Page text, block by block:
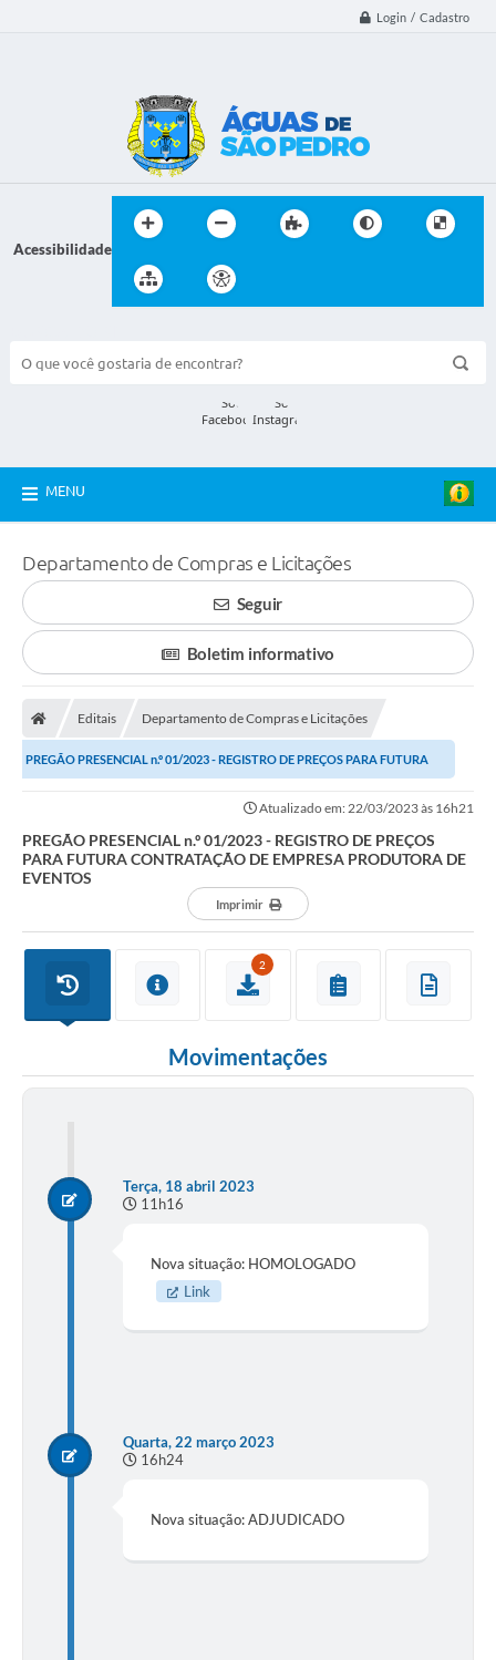
Login / Cadastro
Acessibilidade
MENU
Departamento de Compras e Licitações
Seguir
Boletim informativo
Editais Departamento de Compras e Licitações
PREGÃO PRESENCIAL n.º 01/2023 - REGISTRO DE PREÇOS PARA FUTURA
Atualizado em: 22/03/2023 às 16h21
PREGÃO PRESENCIAL n.º 01/2023 - REGISTRO DE PREÇOS
PARA FUTURA CONTRATAÇÃO DE EMPRESA PRODUTORA DE
EVENTOS
Imprimir
2
Movimentações
Terça, 18 abril 2023
11h16
Nova situação: HOMOLOGADO
Link
Quarta, 22 março 2023
16h24
Nova situação: ADJUDICADO